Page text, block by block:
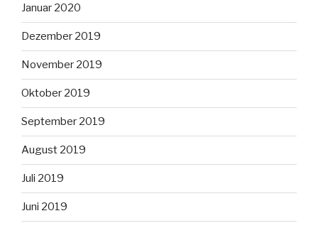
Januar 2020
Dezember 2019
November 2019
Oktober 2019
September 2019
August 2019
Juli 2019
Juni 2019